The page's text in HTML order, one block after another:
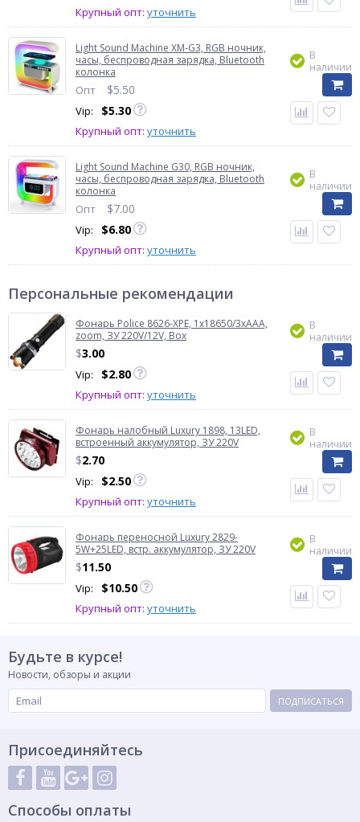
Крупный опт: уточнить
Light Sound Machine XM-G3, RGB ночник,
часы, беспроводная зарядка, Bluetooth
колонка
Опт $5.50
Vip: $5.30
Крупный опт: уточнить
В
наличии
Light Sound Machine G30, RGB ночник,
часы, беспроводная зарядка, Bluetooth
колонка
Опт $7.00
Vip: $6.80
Крупный опт: уточнить
В
наличии
Персональные рекомендации
Фонарь Police 8626-XPE, 1х18650/3xAAA,
zoom, ЗУ 220V/12V, Box
$3.00
Vip: $2.80
Крупный опт: уточнить
В
наличии
Фонарь налобный Luxury 1898, 13LED,
встроенный аккумулятор, ЗУ 220V
$2.70
Vip: $2.50
Крупный опт: уточнить
В
наличии
Фонарь переносной Luxury 2829-
5W+25LED, встр. аккумулятор, ЗУ 220V
$11.50
Vip: $10.50
Крупный опт: уточнить
В
наличии
Будьте в курсе!
Новости, обзоры и акции
ПОДПИСАТЬСЯ
Присоединяйтесь
Способы оплаты